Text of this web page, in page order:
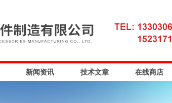
新闻资讯 技术文章 在线商店